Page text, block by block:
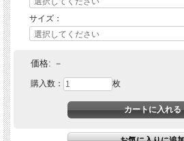
サイズ：
価格: －
購入数： 枚